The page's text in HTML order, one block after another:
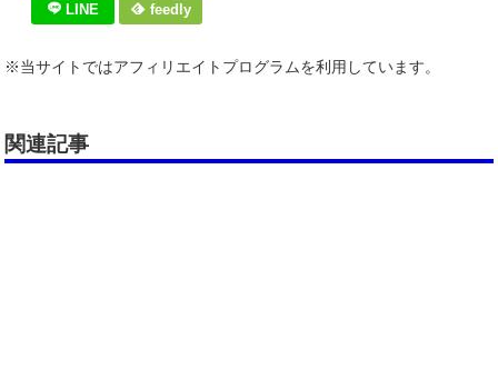
LINE feedly
※当サイトではアフィリエイトプログラムを利用しています。
関連記事